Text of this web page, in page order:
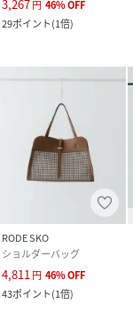
3,267円 46%OFF
29ポイント(1倍)
RODE SKO
ショルダーバッグ
4,811円 46%OFF
43ポイント(1倍)